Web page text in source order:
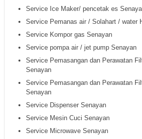
Service Ice Maker/ pencetak es
Service Pemanas air / Solahart / water
Service Kompor gas Senayan
Service pompa air / jet pump Senayan
Service Pemasangan dan Perawatan
Senayan
Service Pemasangan dan Perawatan
Senayan
Service Dispenser Senayan
Service Mesin Cuci Senayan
Service Microwave Senayan